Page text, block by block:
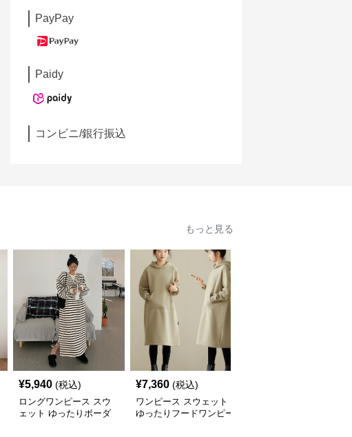
PayPay
Paidy
コンビニ/銀行振込
もっと見る
¥5,940 (税込)
ロングワンピース スウ
ェット ゆったりボーダ
¥7,360 (税込)
ワンピース スウェット
ゆったりフードワンピー